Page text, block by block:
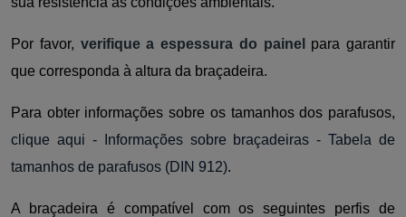
Por favor, verifique a espessura do painel
para garantir
que corresponda à altura da braçadeira.
Para obter informações sobre os tamanhos dos parafusos,
clique aqui - Informações sobre braçadeiras - Tabela de
tamanhos de parafusos (DIN 912).
A braçadeira é compatível com os seguintes perfis de